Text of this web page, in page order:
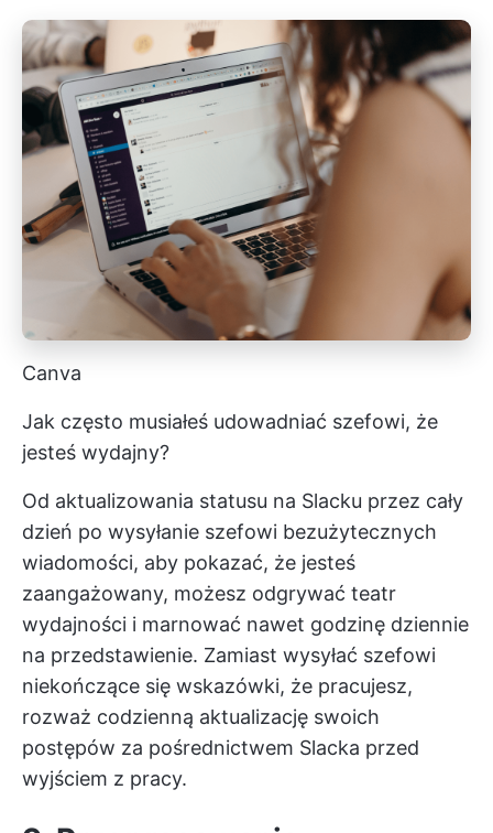
Canva
Jak często musiałeś udowadniać szefowi, że
jesteś wydajny?
Od aktualizowania statusu na Slacku przez cały
dzień po wysyłanie szefowi bezużytecznych
wiadomości, aby pokazać, że jesteś
zaangażowany, możesz odgrywać teatr
wydajności i marnować nawet godzinę dziennie
na przedstawienie. Zamiast wysyłać szefowi
niekończące się wskazówki, że pracujesz,
rozważ codzienną aktualizację swoich
postępów za pośrednictwem Slacka przed
wyjściem z pracy.